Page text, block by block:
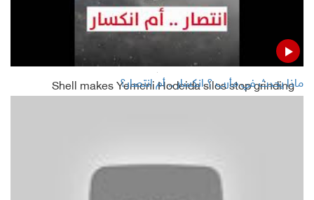
Read Also
Shell makes Yemeni Hodeida silos stop grinding
ماذا يحدث في مأرب ؟ انكسار .. أم انتصار؟